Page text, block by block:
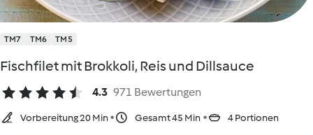
TM7 TM6 TM5
Fischfilet mit Brokkoli, Reis und Dillsauce
4.3 971 Bewertungen
Vorbereitung 20 Min Gesamt 45 Min 4 Portionen